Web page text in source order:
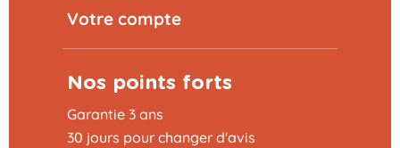
Votre compte
Nos points forts
Garantie 3 ans
30 jours pour changer d'avis